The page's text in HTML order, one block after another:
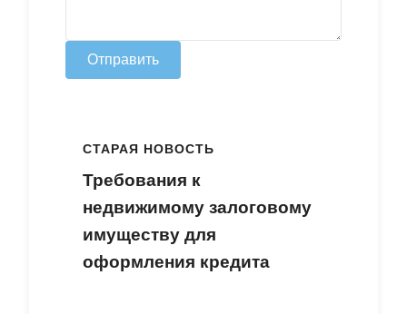
Отправить
СТАРАЯ НОВОСТЬ
Требования к
недвижимому залоговому
имуществу для
оформления кредита